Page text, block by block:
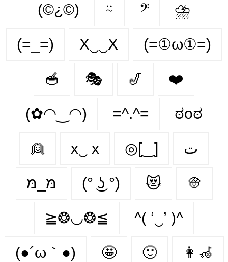
(©¿©) ⍨ 𝄢 ⛈️
(=_=) X‿‿X (=①ω①=)
🥣 🎭 🎷 ❤️
(✿◠‿◠) =^.^= ಠoಠ
👱 x‿ х ◎[‿] ت
מּ_מּ (° ͜ʖ °) 😻 👳
≧❂◡❂≦ ^( ‘‿’ )^
(●´ω｀●) 🤩 🙂‍ 👩‍🦽‍